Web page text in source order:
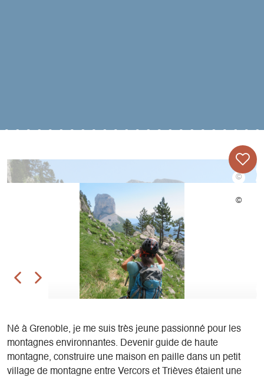
Né à Grenoble, je me suis très jeune passionné pour les
montagnes environnantes. Devenir guide de haute
montagne, construire une maison en paille dans un petit
village de montagne entre Vercors et Trièves étaient une